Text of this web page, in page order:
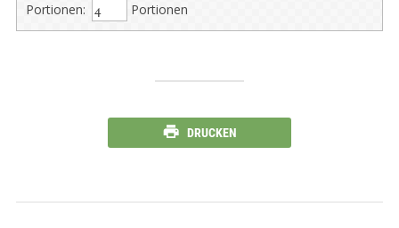
Portionen:
Portionen
DRUCKEN